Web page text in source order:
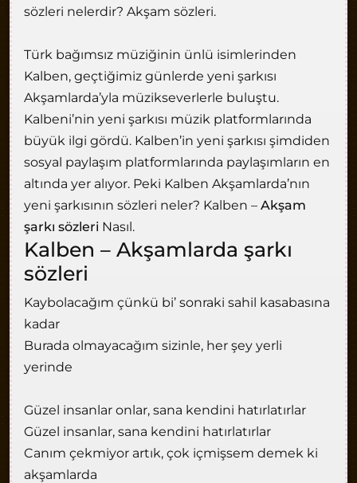
sözleri nelerdir? Akşam sözleri.
Türk bağımsız müziğinin ünlü isimlerinden
Kalben, geçtiğimiz günlerde yeni şarkısı
Akşamlarda’yla müzikseverlerle buluştu.
Kalbeni’nin yeni şarkısı müzik platformlarında
büyük ilgi gördü. Kalben’in yeni şarkısı şimdiden
sosyal paylaşım platformlarında paylaşımların en
altında yer alıyor. Peki Kalben Akşamlarda’nın
yeni şarkısının sözleri neler? Kalben – Akşam
şarkı sözleri Nasıl.
Kalben – Akşamlarda şarkı
sözleri
Kaybolacağım çünkü bi’ sonraki sahil kasabasına
kadar
Burada olmayacağım sizinle, her şey yerli
yerinde
Güzel insanlar onlar, sana kendini hatırlatırlar
Güzel insanlar, sana kendini hatırlatırlar
Canım çekmiyor artık, çok içmişsem demek ki
akşamlarda